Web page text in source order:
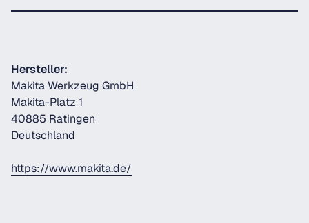
Hersteller:
Makita Werkzeug GmbH
Makita-Platz 1
40885 Ratingen
Deutschland
https://www.makita.de/